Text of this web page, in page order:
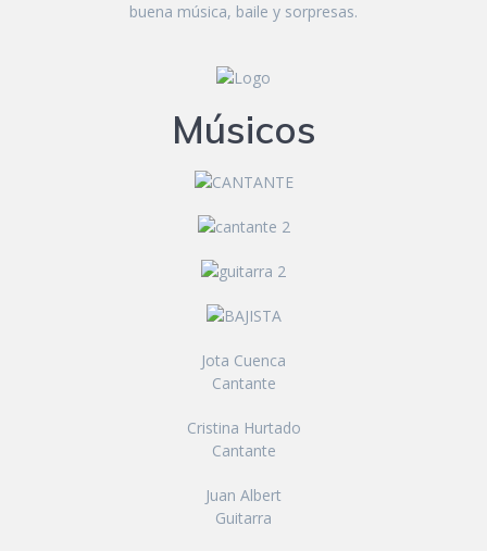
buena música, baile y sorpresas.
Músicos
Jota Cuenca
Cantante
Cristina Hurtado
Cantante
Juan Albert
Guitarra